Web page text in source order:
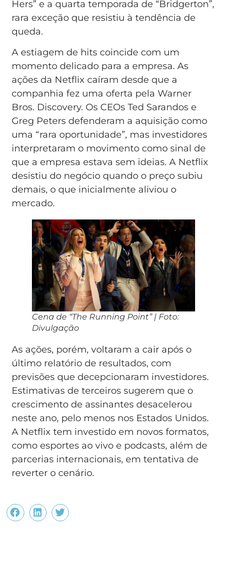
Hers” e a quarta temporada de “Bridgerton”,
rara exceção que resistiu à tendência de
queda.
A estiagem de hits coincide com um
momento delicado para a empresa. As
ações da Netflix caíram desde que a
companhia fez uma oferta pela Warner
Bros. Discovery. Os CEOs Ted Sarandos e
Greg Peters defenderam a aquisição como
uma “rara oportunidade”, mas investidores
interpretaram o movimento como sinal de
que a empresa estava sem ideias. A Netflix
desistiu do negócio quando o preço subiu
demais, o que inicialmente aliviou o
mercado.
Cena de “The Running Point” | Foto:
Divulgação
As ações, porém, voltaram a cair após o
último relatório de resultados, com
previsões que decepcionaram investidores.
Estimativas de terceiros sugerem que o
crescimento de assinantes desacelerou
neste ano, pelo menos nos Estados Unidos.
A Netflix tem investido em novos formatos,
como esportes ao vivo e podcasts, além de
parcerias internacionais, em tentativa de
reverter o cenário.